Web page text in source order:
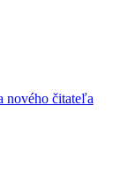
nového čitateľa